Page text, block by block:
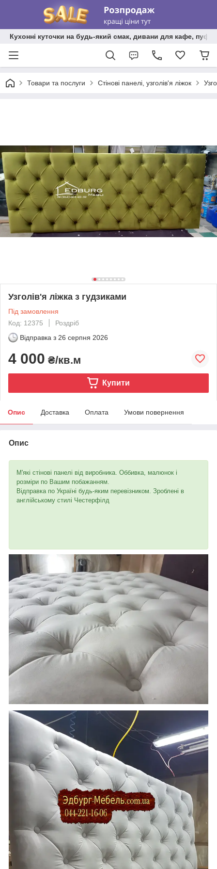
Кухонні куточки на будь-який смак, дивани для кафе,
Товари та послуги Стінові панелі, узголів'я ліжок
Узголів'я ліжка з гудзиками
Під замовлення
Код: 12375
Роздріб
Відправка з 26 серпня 2026
4 000 ₴/кв.м
Купити
Опис Доставка Оплата Умови повернення
Опис
М'які стінові панелі від виробника. Оббивка, малюнок і
розміри по Вашим побажанням.
Відправка по Україні будь-яким перевізником. Зроблені в
англійському стилі Честерфілд